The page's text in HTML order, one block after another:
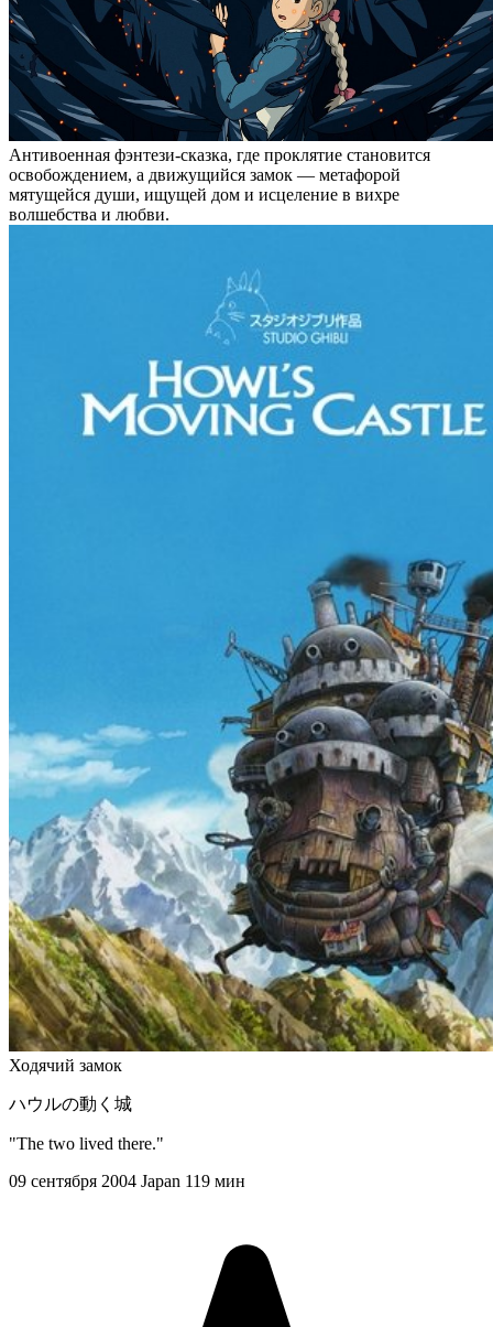
Антивоенная фэнтези-сказка, где проклятие становится
освобождением, а движущийся замок — метафорой
мятущейся души, ищущей дом и исцеление в вихре
волшебства и любви.
Ходячий замок
ハウルの動く城
"The two lived there."
09 сентября 2004 Japan 119 мин